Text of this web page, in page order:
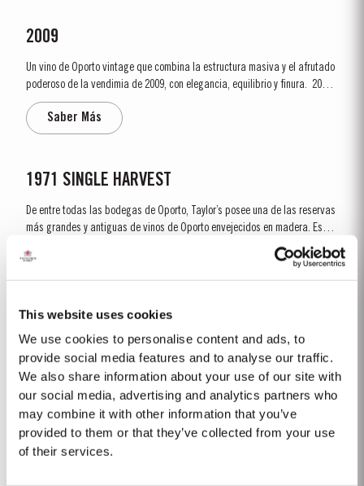
This website uses cookies
We use cookies to personalise content and ads, to
provide social media features and to analyse our traffic.
We also share information about your use of our site with
our social media, advertising and analytics partners who
may combine it with other information that you’ve
provided to them or that they’ve collected from your use
of their services.
2009
Un vino de Oporto vintage que combina la estructura masiva y el afrutado
poderoso de la vendimia de 2009, con elegancia, equilibrio y finura. 2009
será recordado como un año de rendimientos muy bajos. Esto fue en parte
debido a la pequeña cantidad de fruta y también al efecto de la
temporada de...
Saber Más
1971 SINGLE HARVEST
De entre todas las bodegas de Oporto, Taylor’s posee una de las reservas
más grandes y antiguas de vinos de Oporto envejecidos en madera. Estas
reservas incluyen una selección muy rara de vinos de Oporto de cosecha
única (Porto Single Harvest). Estos vinos de Oporto proceden de una sola
añada y alcanzan la...
2003
El invierno que precedió la vendimia de 2003 fue muy húmedo. La floración
tuvo lugar en un clima cálido y luminoso al final de mayo en algunas de
las mejores condiciones observadas desde hace varios años. Las dos
primeras semanas de agosto presentaron el intenso calor del verano que
a menudo precede un gran...